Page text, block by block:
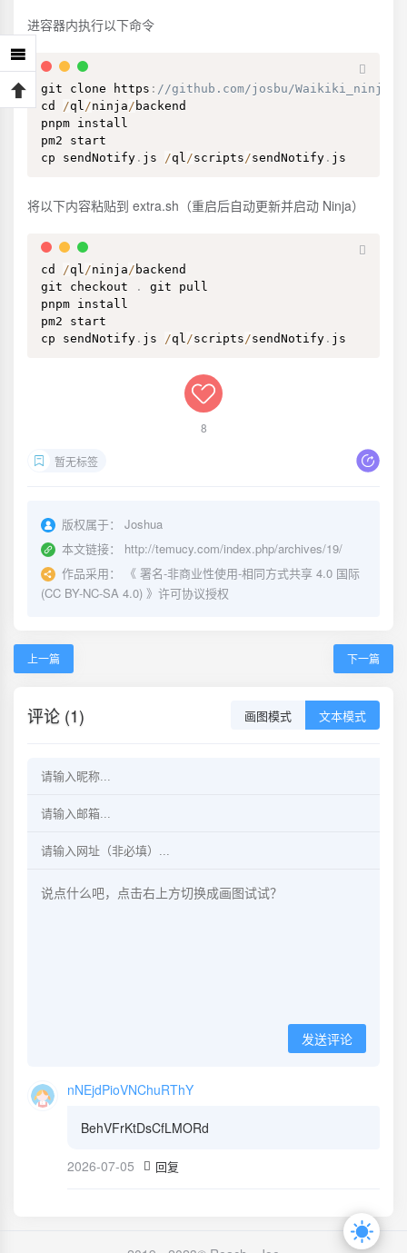
进容器内执行以下命令
git clone https : //github.com/josbu/
cd /ql/ninja/ backend
pnpm install
pm2 start
cp sendNotify . js /ql/scripts/sendNotify . js
将以下内容粘贴到 extra.sh（重启后自动更新并启动 Ninja）
cd /ql/ninja/ backend
git checkout
.
git pull
pnpm install
pm2 start
cp sendNotify . js /ql/scripts/sendNotify . js
8
暂无标签
版权属于：
Joshua
本文链接：
http://temucy.com/index.php/archives/19/
作品采用：
《 署名-非商业性使用-相同方式共享 4.0 国际
(CC BY-NC-SA 4.0) 》许可协议授权
上一篇 下一篇
评论 (1) 画图模式 文本模式
发送评论
nNEjdPioVNChuRThY
BehVFrKtDsCfLMORd
2026-07-05 回复